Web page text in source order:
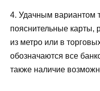
4. Удачным вариантом
пояснительные карты,
из метро или в
обозначаются все
также наличие